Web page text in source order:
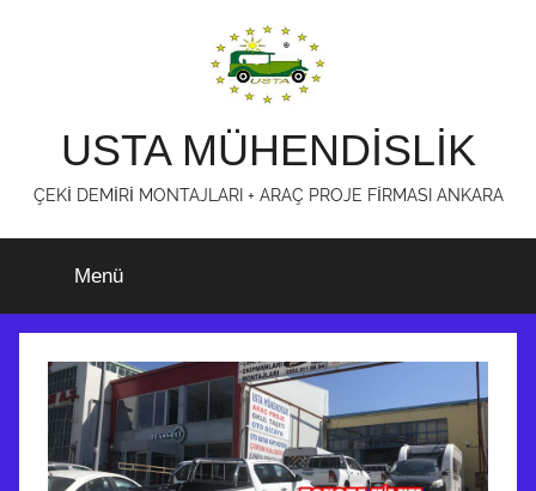
USTA MÜHENDİSLİK
ÇEKİ DEMİRİ MONTAJLARI + ARAÇ PROJE FİRMASI ANKARA
Menü